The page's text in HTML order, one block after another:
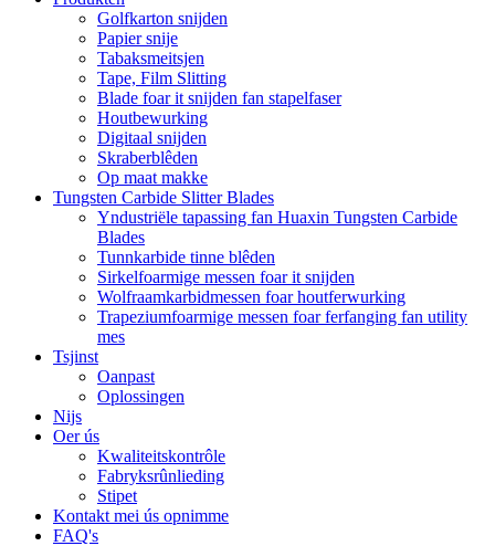
Golfkarton snijden
Papier snije
Tabaksmeitsjen
Tape, Film Slitting
Blade foar it snijden fan stapelfaser
Houtbewurking
Digitaal snijden
Skraberblêden
Op maat makke
Tungsten Carbide Slitter Blades
Yndustriële tapassing fan Huaxin Tungsten Carbide
Blades
Tunnkarbide tinne blêden
Sirkelfoarmige messen foar it snijden
Wolfraamkarbidmessen foar houtferwurking
Trapeziumfoarmige messen foar ferfanging fan utility
mes
Tsjinst
Oanpast
Oplossingen
Nijs
Oer ús
Kwaliteitskontrôle
Fabryksrûnlieding
Stipet
Kontakt mei ús opnimme
FAQ's